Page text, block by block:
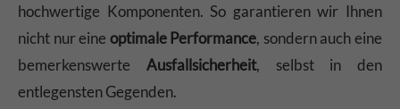
hochwertige Komponenten. So garantieren wir Ihnen
nicht nur eine optimale Performance, sondern auch eine
bemerkenswerte Ausfallsicherheit, selbst in den
entlegensten Gegenden.